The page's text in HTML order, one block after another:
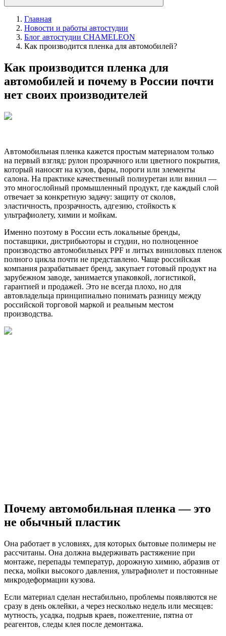
Главная
Новости и работы автостудии
Блог автостудии CHAMELEON
Как производится пленка для автомобилей?
Как производится пленка для
автомобилей и почему в России почти
нет своих производителей
Автомобильная пленка кажется простым материалом только
на первый взгляд: рулон прозрачного или цветного покрытия,
который наносят на кузов, фары, пороги или элементы
салона. На практике качественный полиуретан или винил —
это многослойный промышленный продукт, где каждый слой
отвечает за конкретную задачу: защиту от сколов,
эластичность, прозрачность, адгезию, стойкость к
ультрафиолету, химии и мойкам.
Именно поэтому в России есть локальные бренды,
поставщики, дистрибьюторы и студии, но полноценное
производство автомобильных PPF и литых виниловых пленок
полного цикла почти не представлено. Чаще российская
компания разрабатывает бренд, закупает готовый продукт на
зарубежном заводе, занимается упаковкой, логистикой,
гарантией и продажей. Это не всегда плохо, но для
автовладельца принципиально понимать разницу между
российской торговой маркой и реальным местом
производства.
Почему автомобильная пленка — это
не обычный пластик
Она работает в условиях, для которых бытовые полимеры не
рассчитаны. Она должна выдерживать растяжение при
монтаже, перепады температур, дорожную химию, абразив от
песка, мойки высокого давления, ультрафиолет и постоянные
микродеформации кузова.
Если материал сделан нестабильно, проблемы появляются не
сразу в день оклейки, а через несколько недель или месяцев:
мутность, усадка, подрыв краев, пожелтение, пятна от
реагентов, следы клея после демонтажа.